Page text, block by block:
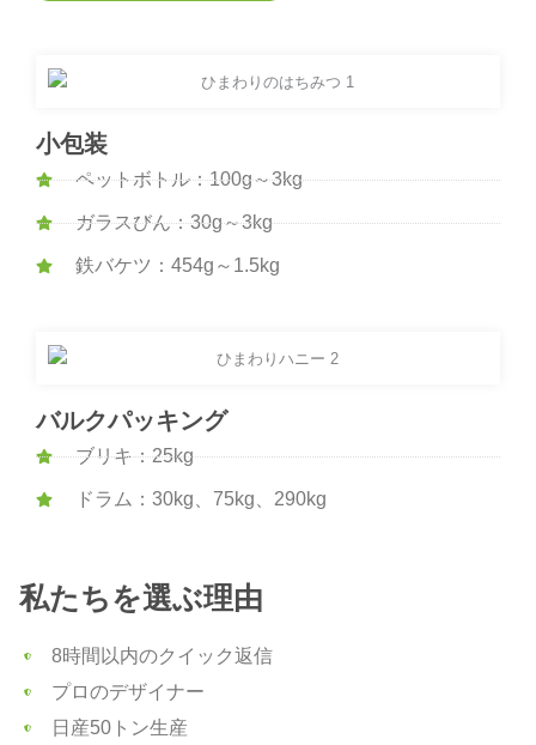
小包装
ペットボトル：100g～3kg
ガラスびん：30g～3kg
鉄バケツ：454g～1.5kg
バルクパッキング
ブリキ：25kg
ドラム：30kg、75kg、290kg
私たちを選ぶ理由
8時間以内のクイック返信
プロのデザイナー
日産50トン生産